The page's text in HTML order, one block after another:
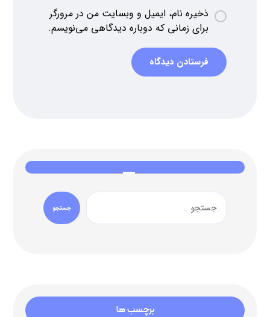
ذخیره نام، ایمیل و وبسایت من در مرورگر
برای زمانی که دوباره دیدگاهی می‌نویسم.
فرستادن دیدگاه
جستجو
برچسب ها